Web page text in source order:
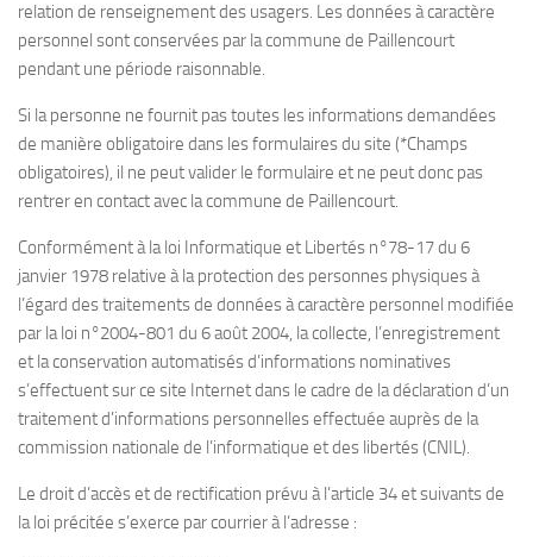
relation de renseignement des usagers. Les données à caractère
personnel sont conservées par la commune de Paillencourt
pendant une période raisonnable.
Si la personne ne fournit pas toutes les informations demandées
de manière obligatoire dans les formulaires du site (*Champs
obligatoires), il ne peut valider le formulaire et ne peut donc pas
rentrer en contact avec la commune de Paillencourt.
Conformément à la loi Informatique et Libertés n°78-17 du 6
janvier 1978 relative à la protection des personnes physiques à
l’égard des traitements de données à caractère personnel modifiée
par la loi n°2004-801 du 6 août 2004, la collecte, l’enregistrement
et la conservation automatisés d’informations nominatives
s’effectuent sur ce site Internet dans le cadre de la déclaration d’un
traitement d’informations personnelles effectuée auprès de la
commission nationale de l’informatique et des libertés (CNIL).
Le droit d’accès et de rectification prévu à l’article 34 et suivants de
la loi précitée s’exerce par courrier à l’adresse :